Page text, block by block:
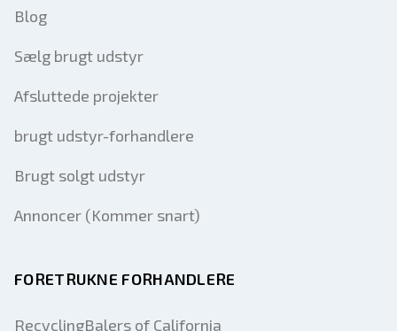
Blog
Sælg brugt udstyr
Afsluttede projekter
brugt udstyr-forhandlere
Brugt solgt udstyr
Annoncer (Kommer snart)
FORETRUKNE FORHANDLERE
RecyclingBalers of California